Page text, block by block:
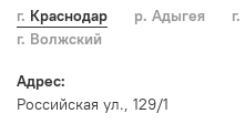
г. Краснодар р. Адыгея
г. Волжский
Адрес:
Российская ул., 129/1